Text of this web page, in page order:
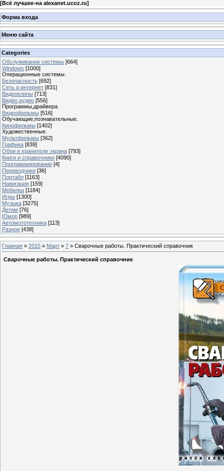
[Всё лучшее-на alexanet.ucoz.ru]
Форма входа
Меню сайта
Categories
Обслуживание системы [664]
Windows [1000]
Операционные системы.
Безопасность [692]
Сеть и интернет [831]
Видеоклипы [713]
Видео,аудио [556]
Программы,драйвера.
Видеофильмы [516]
Обучающие,познавательные.
Кинофильмы [1402]
Художественные.
Мультфильмы [362]
Графика [839]
Обои и хранители экрана [793]
Книги и справочники [4090]
Программирование [4]
Переводчики [36]
Портабл [1163]
Навигация [159]
Мобилка [1184]
Игры [1300]
Музыка [3275]
Детям [76]
Юмор [989]
Автомототехника [113]
Разное [438]
Главная » 2015 » Март » 7 » Сварочные работы. Практический справочник
Сварочные работы. Практический справочник